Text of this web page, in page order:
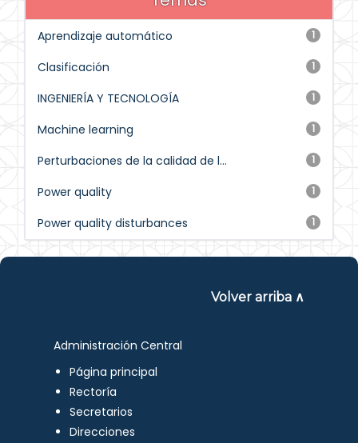
1
Aprendizaje automático
1
Clasificación
1
INGENIERÍA Y TECNOLOGÍA
1
Machine learning
1
Perturbaciones de la calidad de l...
1
Power quality
1
Power quality disturbances
Volver arriba ∧
Administración Central
Página principal
Rectoría
Secretarios
Direcciones